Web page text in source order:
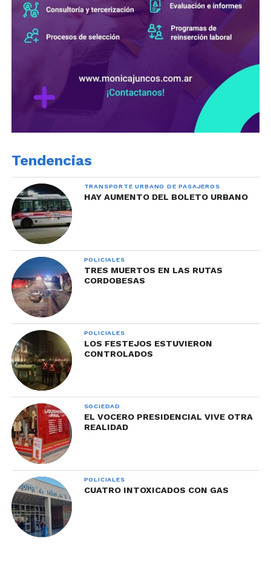
Tendencias
TRANSPORTE URBANO DE PASAJEROS
HAY AUMENTO DEL BOLETO URBANO
POLICIALES
TRES MUERTOS EN LAS RUTAS
CORDOBESAS
POLICIALES
LOS FESTEJOS ESTUVIERON
CONTROLADOS
SOCIEDAD
EL VOCERO PRESIDENCIAL VIVE OTRA
REALIDAD
POLICIALES
CUATRO INTOXICADOS CON GAS